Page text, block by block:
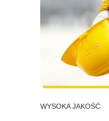
WYSOKA JAKOŚĆ